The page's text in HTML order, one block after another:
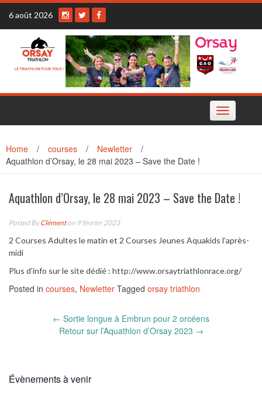
Skip
content
6 août 2026
Toggle
navigation
Home / courses / Newletter
/
Aquathlon d’Orsay, le 28 mai 2023 – Save the Date !
Aquathlon d’Orsay, le 28 mai 2023 – Save the Date !
Posted ByClémenton 9 février 2023
2 Courses Adultes le matin et 2 Courses Jeunes Aquakids l’après-
midi
Plus d’info sur le site dédié : http://www.orsaytriathlonrace.org/
Posted in courses, Newletter Tagged orsay triathlon
← Sortie longue à Embrun pour 2 orcéens
Retour sur l’Aquathlon d’Orsay 2023 →
Évènements à venir